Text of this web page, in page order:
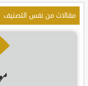
مقالات من نفس التصنيف